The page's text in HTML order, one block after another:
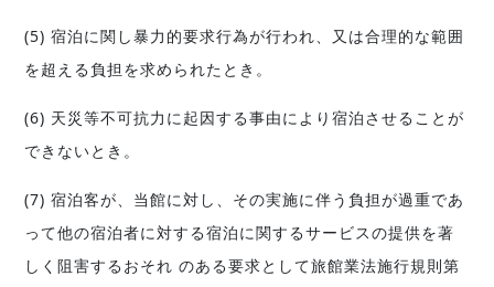
(5) 宿泊に関し暴力的要求行為が行われ、又は合理的な範囲
を超える負担を求められたとき。
(6) 天災等不可抗力に起因する事由により宿泊させることが
できないとき。
(7) 宿泊客が、当館に対し、その実施に伴う負担が過重であ
って他の宿泊者に対する宿泊に関するサービスの提供を著
しく阻害するおそれ のある要求として旅館業法施行規則第